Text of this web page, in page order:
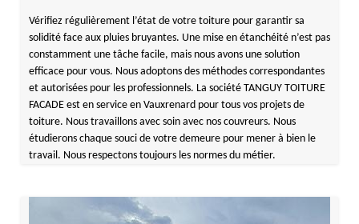
Vérifiez régulièrement l’état de votre toiture pour garantir sa
solidité face aux pluies bruyantes. Une mise en étanchéité n’est pas
constamment une tâche facile, mais nous avons une solution
efficace pour vous. Nous adoptons des méthodes correspondantes
et autorisées pour les professionnels. La société TANGUY TOITURE
FACADE est en service en Vauxrenard pour tous vos projets de
toiture. Nous travaillons avec soin avec nos couvreurs. Nous
étudierons chaque souci de votre demeure pour mener à bien le
travail. Nous respectons toujours les normes du métier.